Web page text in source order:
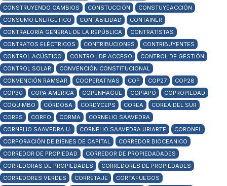
CONSTRUYENDO CAMBIOS
CONSTUCCIÓN
CONSTUYEACCIÓN
CONSUMO ENERGÉTICO
CONTABILIDAD
CONTAINER
CONTRALORÍA GENERAL DE LA REPÚBLICA
CONTRATISTAS
CONTRATOS ELÉCTRICOS
CONTRIBUCIONES
CONTRIBUYENTES
CONTROL ACÚSTICO
CONTROL DE ACCESO
CONTROL DE GESTIÓN
CONTROL SOLAR
CONVENCIÓN CONSTITUCIONAL
CONVENCIÓN RAMSAR
COOPERATIVAS COP COP27
COP28
COP30
COPA AMÉRICA COPENHAGUE COPIAPÓ
COPROPIEDAD
COQUIMBO
CÓRDOBA CORDYCEPS COREA
COREA DEL SUR
CORES
CORFO CORMA
CORNELIO SAAVEDRA
CORNELIO SAAVEDRA U.
CORNELIO SAAVEDRA URIARTE
CORONEL
CORPORACIÓN DE BIENES DE CAPITAL
CORREDOR BIOCEANICO
CORREDOR DE PROPIEDAD
CORREDOR DE PROPIEDADADES
CORREDORAS DE PROPIEDADES
CORREDORES DE PROPIEDADES
CORREDORES VERDES
CORRETAJE
CORTAFUEGOS